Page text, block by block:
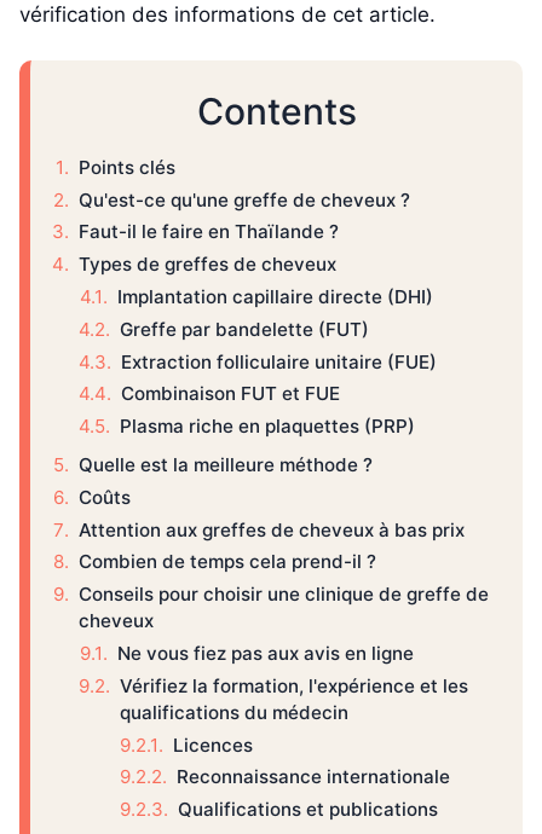
vérification des informations de cet article.
Contents
Points clés
Qu'est-ce qu'une greffe de cheveux ?
Faut-il le faire en Thaïlande ?
Types de greffes de cheveux
Implantation capillaire directe (DHI)
Greffe par bandelette (FUT)
Extraction folliculaire unitaire (FUE)
Combinaison FUT et FUE
Plasma riche en plaquettes (PRP)
Quelle est la meilleure méthode ?
Coûts
Attention aux greffes de cheveux à bas prix
Combien de temps cela prend-il ?
Conseils pour choisir une clinique de greffe de
cheveux
Ne vous fiez pas aux avis en ligne
Vérifiez la formation, l'expérience et les
qualifications du médecin
Licences
Reconnaissance internationale
Qualifications et publications